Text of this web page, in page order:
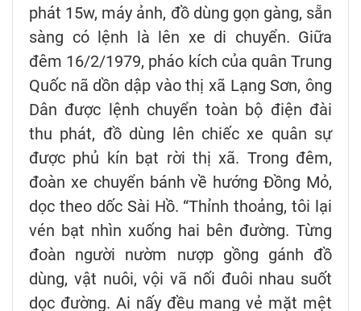
phát 15w, máy ảnh, đồ dùng gọn gàng, sẵn
sàng có lệnh là lên xe di chuyển. Giữa
đêm 16/2/1979, pháo kích của quân Trung
Quốc nã dồn dập vào thị xã Lạng Sơn, ông
Dân được lệnh chuyển toàn bộ điện đài
thu phát, đồ dùng lên chiếc xe quân sự
được phủ kín bạt rời thị xã. Trong đêm,
đoàn xe chuyển bánh về hướng Đồng Mỏ,
dọc theo dốc Sài Hồ. “Thỉnh thoảng, tôi lại
vén bạt nhìn xuống hai bên đường. Từng
đoàn người nườm nượp gồng gánh đồ
dùng, vật nuôi, vội vã nối đuôi nhau suốt
dọc đường. Ai nấy đều mang vẻ mặt mệt